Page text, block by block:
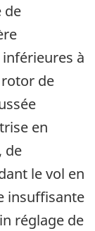
de
à
rotor de
en
de
le vol en
insuffisante
réglage de